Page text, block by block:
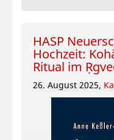
HASP
Hochzeit:
Ritual im
26. August 2025,